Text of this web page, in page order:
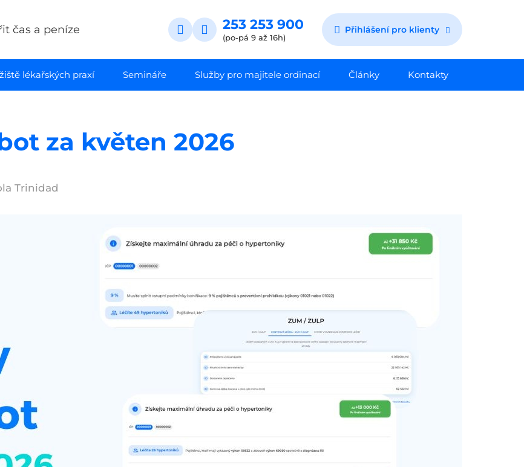
čas a peníze 253 253 900
(po-pá 9 až 16h)
Přihlášení pro klienty
lékařských praxí Semináře Služby pro majitele ordinací Články Kontakty
za květen 2026
Trinidad